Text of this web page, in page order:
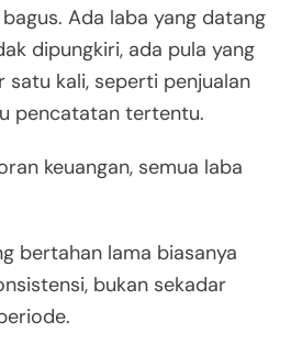
Ada laba yang datang
dipungkiri, ada pula yang
satu kali, seperti penjualan
pencatatan tertentu.
keuangan, semua laba
bertahan lama biasanya
bukan sekadar